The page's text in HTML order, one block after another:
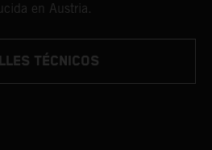
en Austria.
TÉCNICOS